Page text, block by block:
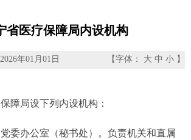
省医疗保障局内设机构
年01月01日 【字体： 大 中 小】
局设下列内设机构：
办公室（秘书处）。负责机关和直属